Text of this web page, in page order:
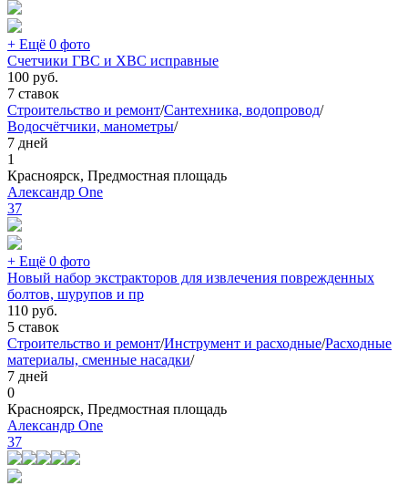
+ Ещё 0 фото
Счетчики ГВС и ХВС исправные
100 руб.
7 ставок
Строительство и ремонт/Сантехника, водопровод/
Водосчётчики, манометры/
7 дней
1
Красноярск, Предмостная площадь
Александр One
37
+ Ещё 0 фото
Новый набор экстракторов для извлечения поврежденных
болтов, шурупов и пр
110 руб.
5 ставок
Строительство и ремонт/Инструмент и расходные/Расходные
материалы, сменные насадки/
7 дней
0
Красноярск, Предмостная площадь
Александр One
37